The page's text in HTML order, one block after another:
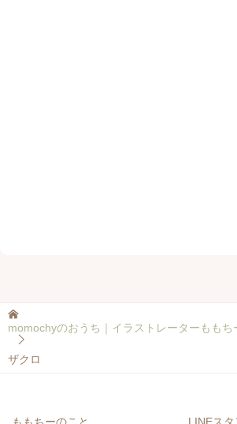
momochyのおうち｜イラストレーターももち
ザクロ